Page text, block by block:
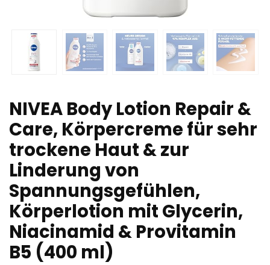
NIVEA Body Lotion Repair &
Care, Körpercreme für sehr
trockene Haut & zur
Linderung von
Spannungsgefühlen,
Körperlotion mit Glycerin,
Niacinamid & Provitamin
B5 (400 ml)